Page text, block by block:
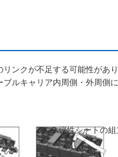
ンクが不足する可能性が
ルキャリア内周側・外周側
2.弾性シートの組